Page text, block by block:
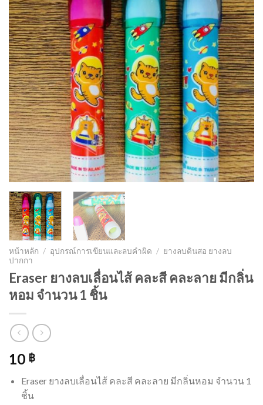
หน้าหลัก / อุปกรณ์การเขียนและลบคำผิด / ยางลบดินสอ ยางลบ
ปากกา
Eraser ยางลบเลื่อนไส้ คละสี คละลาย มีกลิ่น
หอม จำนวน 1 ชิ้น
10 ฿
Eraser ยางลบเลื่อนไส้ คละสี คละลาย มีกลิ่นหอม จำนวน 1
ชิ้น